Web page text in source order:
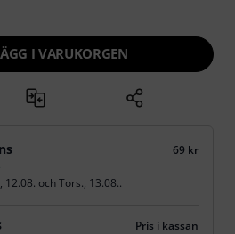
I VARUKORGEN
69 kr
12.08. ochTors., 13.08..
Pris i kassan